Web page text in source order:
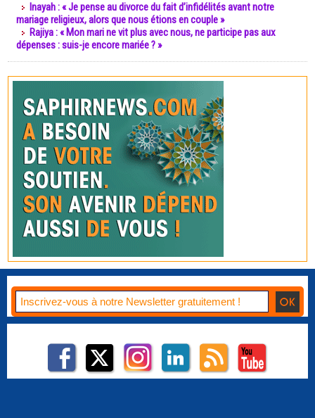
Inayah : « Je pense au divorce du fait d’infidélités avant notre
mariage religieux, alors que nous étions en couple »
Rajiya : « Mon mari ne vit plus avec nous, ne participe pas aux
dépenses : suis-je encore mariée ? »